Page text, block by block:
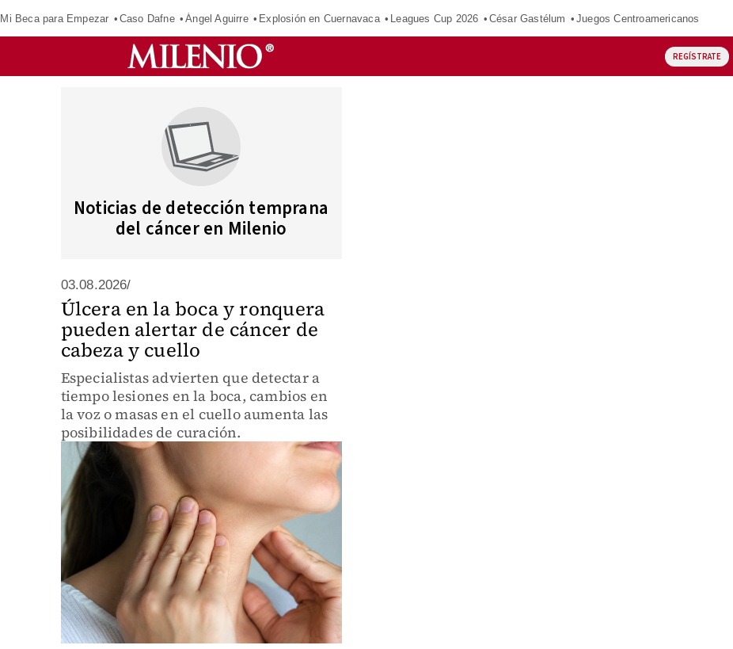
Mi Beca para Empezar Caso Dafne Ángel Aguirre Explosión en Cuernavaca Leagues Cup 2026 César Gastélum Juegos Centroamericanos
REGÍSTRATE
Noticias de detección temprana
del cáncer en Milenio
03.08.2026/
Úlcera en la boca y ronquera
pueden alertar de cáncer de
cabeza y cuello
Especialistas advierten que detectar a
tiempo lesiones en la boca, cambios en
la voz o masas en el cuello aumenta las
posibilidades de curación.